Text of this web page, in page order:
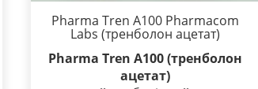
Pharma Tren A100 Pharmacom
Labs (тренболон ацетат)
Pharma Tren A100 (тренболон
ацетат)